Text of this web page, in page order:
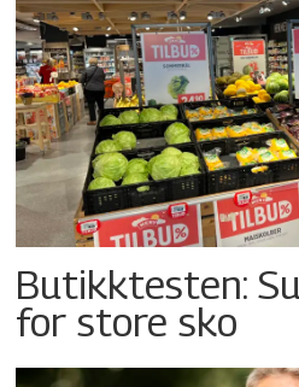
Butikktesten:
for store sko